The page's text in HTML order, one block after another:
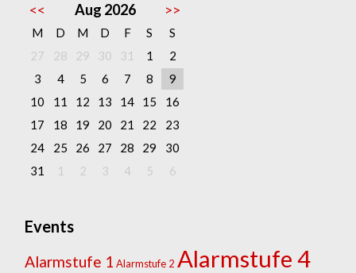
<< Aug 2026 >>
M D M D F S
S
27
28 29 30 31 1
2
3
4 5 6 7 8
9
10
11 12 13 14 15
16
17
18 19 20 21 22
23
24
25 26 27 28 29
30
31
1 2 3 4 5 6
Events
Alarmstufe 1 Alarmstufe 2 Alarmstufe 4